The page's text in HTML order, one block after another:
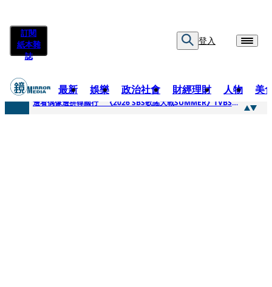
訂閱
紙本雜
誌
登入
最新 娛樂 政治社會 財經理財 人物 美
快訊
邊看偶像邊拚韓國行 《2026 SBS歌謠大戰SUMMER》TVBS直播祭追星福利